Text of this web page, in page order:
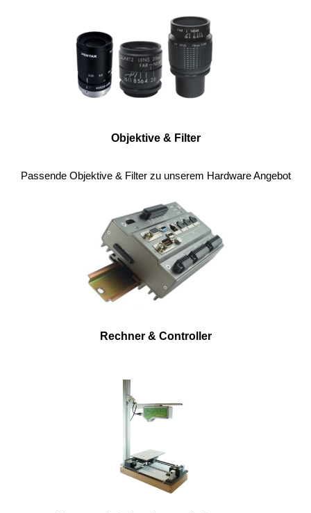
Objektive & Filter
Passende Objektive & Filter zu unserem Hardware Angebot
Rechner & Controller